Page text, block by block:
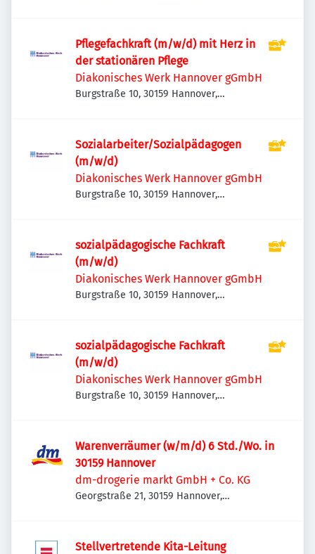
Pflegefachkraft (m/w/d) mit Herz in
der stationären Pflege
Diakonisches Werk Hannover gGmbH
Burgstraße 10, 30159 Hannover,
Sozialarbeiter/Sozialpädagogen
(m/w/d)
Diakonisches Werk Hannover gGmbH
Burgstraße 10, 30159 Hannover,
sozialpädagogische Fachkraft
(m/w/d)
Diakonisches Werk Hannover gGmbH
Burgstraße 10, 30159 Hannover,
sozialpädagogische Fachkraft
(m/w/d)
Diakonisches Werk Hannover gGmbH
Burgstraße 10, 30159 Hannover,
Warenverräumer (w/m/d) 6 Std./Wo. in
30159 Hannover
dm-drogerie markt GmbH + Co. KG
Georgstraße 21, 30159 Hannover,
Stellvertretende Kita-Leitung